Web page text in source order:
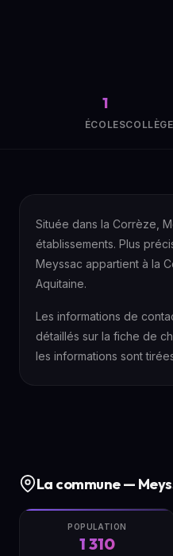
1
ÉCOLES
Située dans la Corrèze,
établissements. Plus
Meyssac appartient à la
Aquitaine.
Les informations de
détaillés sur la fiche de
les informations sont
La commune —
POPULATION
1 310